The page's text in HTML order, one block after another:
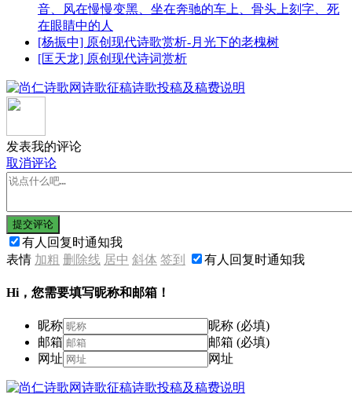
音、风在慢慢变黑、坐在奔驰的车上、骨头上刻字、死
在眼睛中的人
[杨振中] 原创现代诗歌赏析-月光下的老槐树
[匡天龙] 原创现代诗词赏析
发表我的评论
取消评论
提交评论
有人回复时通知我
表情 加粗 删除线 居中 斜体 签到 有人回复时通知我
Hi，您需要填写昵称和邮箱！
昵称
昵称 (必填)
邮箱
邮箱 (必填)
网址
网址